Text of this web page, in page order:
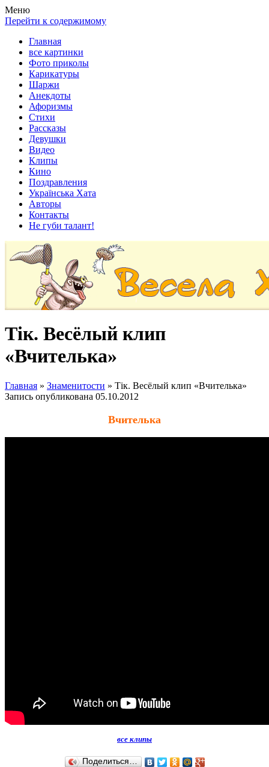
Весела хата — прикольные картинки, смешные истории,
клипы!
Покажем всем ваши фото приколы, карикатуры, шаржи, стихи,
рассказы, видео и песни!
Меню
Перейти к содержимому
Главная
все картинки
Фото приколы
Карикатуры
Шаржи
Анекдоты
Афоризмы
Стихи
Рассказы
Девушки
Видео
Клипы
Кино
Поздравления
Українська Хата
Авторы
Контакты
Не губи талант!
Тік. Весёлый клип
«Вчителька»
Главная » Знаменитости » Тік. Весёлый клип «Вчителька»
Запись опубликована 05.10.2012
Вчителька
все клипы
Поделиться…